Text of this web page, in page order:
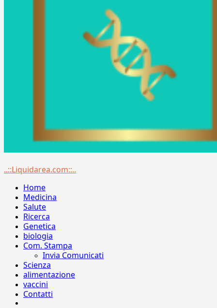
Menu
..::Liquidarea.com::..
Home
Medicina
Salute
Ricerca
Genetica
biologia
Com. Stampa
Invia Comunicati
Scienza
alimentazione
vaccini
Contatti